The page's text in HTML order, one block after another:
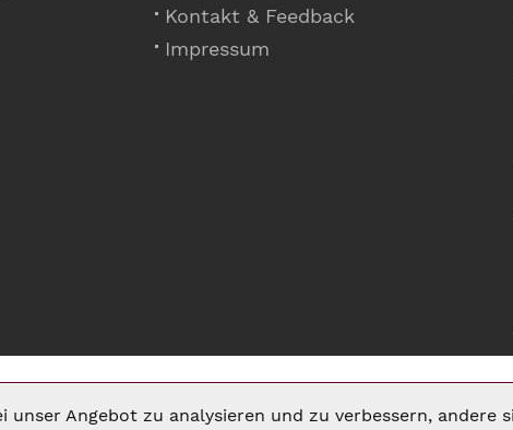
Kontakt & Feedback
Impressum
unser Angebot zu analysieren und zu verbessern, andere